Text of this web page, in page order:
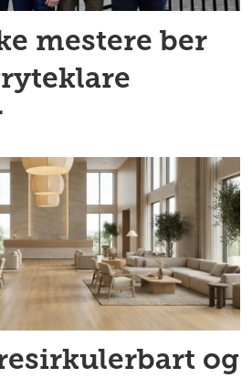
mestere ber
og